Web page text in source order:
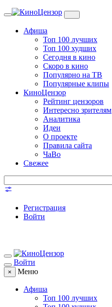
Toggle
Афиша
Топ 100 лучших
Топ 100 худших
Сегодня в кино
Скоро в кино
Популярно на ТВ
Популярные клипы
КиноЦензор
Рейтинг цензоров
Интересно зрителям
Аналитика
Идеи
О проекте
Правила сайта
ЧаВо
Свежее
Регистрация
Войти
Войти
× Меню
Афиша
Топ 100 лучших